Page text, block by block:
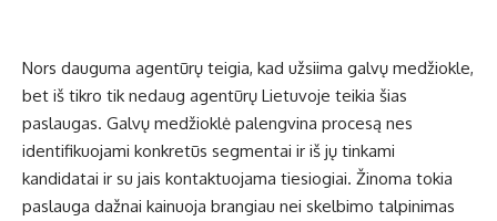
Nors dauguma agentūrų teigia, kad užsiima galvų medžiokle,
bet iš tikro tik nedaug agentūrų Lietuvoje teikia šias
paslaugas. Galvų medžioklė palengvina procesą nes
identifikuojami konkretūs segmentai ir iš jų tinkami
kandidatai ir su jais kontaktuojama tiesiogiai. Žinoma tokia
paslauga dažnai kainuoja brangiau nei skelbimo talpinimas